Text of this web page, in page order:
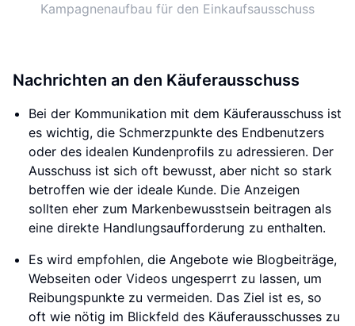
Kampagnenaufbau für den Einkaufsausschuss
Nachrichten an den Käuferausschuss
Bei der Kommunikation mit dem Käuferausschuss ist
es wichtig, die Schmerzpunkte des Endbenutzers
oder des idealen Kundenprofils zu adressieren. Der
Ausschuss ist sich oft bewusst, aber nicht so stark
betroffen wie der ideale Kunde. Die Anzeigen
sollten eher zum Markenbewusstsein beitragen als
eine direkte Handlungsaufforderung zu enthalten.
Es wird empfohlen, die Angebote wie Blogbeiträge,
Webseiten oder Videos ungesperrt zu lassen, um
Reibungspunkte zu vermeiden. Das Ziel ist es, so
oft wie nötig im Blickfeld des Käuferausschusses zu